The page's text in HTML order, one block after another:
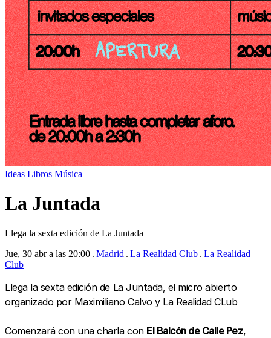
Ideas Libros Música
La Juntada
Llega la sexta edición de La Juntada
Jue, 30 abr a las 20:00 Madrid La Realidad Club La Realidad
Club
Llega la sexta edición de La Juntada, el micro abierto
organizado por Maximiliano Calvo y La Realidad CLub
Comenzará con una charla con El Balcón de Calle Pez,